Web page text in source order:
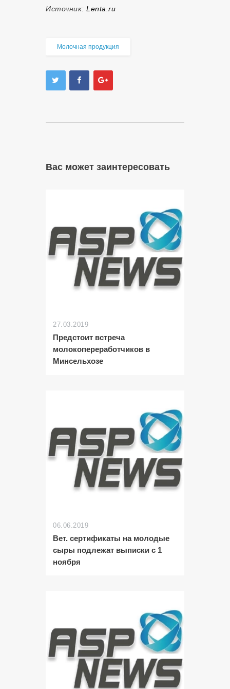
Источник: Lenta.ru
Молочная продукция
Вас может заинтересовать
27.03.2019
Предстоит встреча
молокопереработчиков в
Минсельхозе
06.06.2019
Вет. сертификаты на молодые
сыры подлежат выписки с 1
ноября